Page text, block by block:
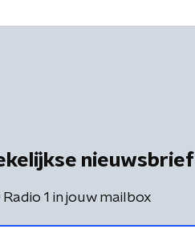
nieuwsbrief
1 in jouw mailbox